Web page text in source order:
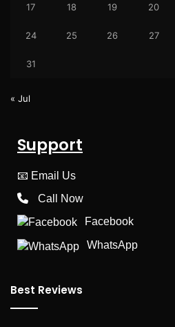
17 18 19 20
24 25 26 27
31
« Jul
Support
📧 Email Us
Call Now
Facebook
WhatsApp
Best Reviews